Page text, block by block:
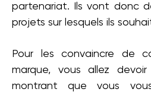
partenariat. Ils vont donc
projets sur lesquels ils
Pour les convaincre de
marque, vous allez
montrant que vous